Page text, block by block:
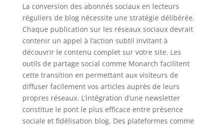
La conversion des abonnés sociaux en lecteurs
réguliers de blog nécessite une stratégie délibérée.
Chaque publication sur les réseaux sociaux devrait
contenir un appel à l’action subtil invitant à
découvrir le contenu complet sur votre site. Les
outils de partage social comme Monarch facilitent
cette transition en permettant aux visiteurs de
diffuser facilement vos articles auprès de leurs
propres réseaux. L’intégration d’une newsletter
constitue le pont le plus efficace entre présence
sociale et fidélisation blog. Des plateformes comme